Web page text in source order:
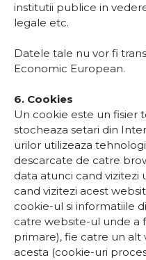
institutii publice in
legale etc.
Datele tale nu vor fi
Economic European.
6. Cookies
Un cookie este un fisier
stocheaza setari din
urilor utilizeaza
descarcate de catre
data atunci cand vizitezi
cand vizitezi acest
cookie-ul si informatiile
catre website-ul unde a
primare), fie catre un
acesta (cookie-uri